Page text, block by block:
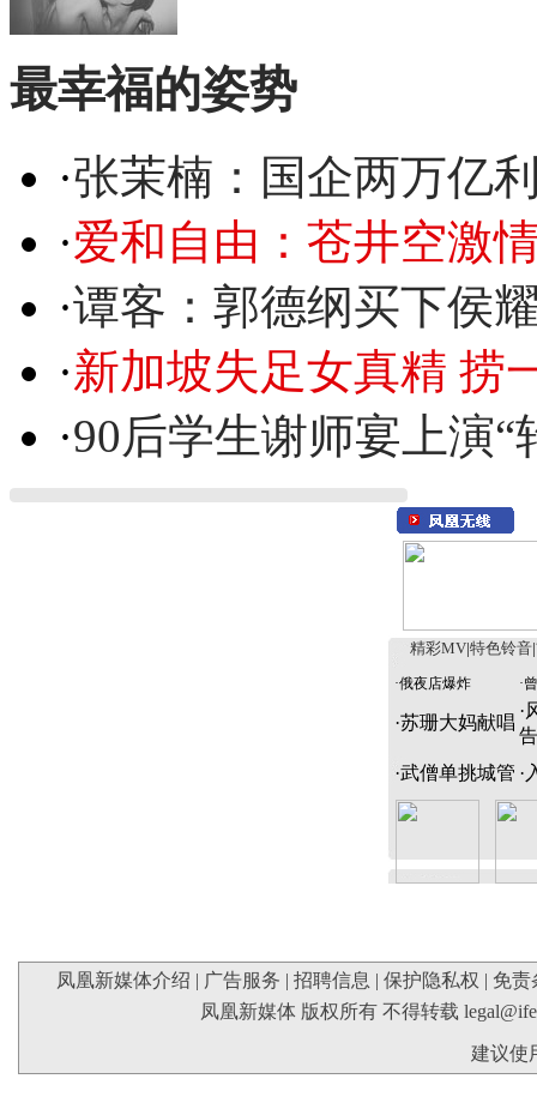
最幸福的姿势
·张茉楠：国企两万亿
·爱和自由：苍井空激
·谭客：郭德纲买下侯
·新加坡失足女真精 捞
·90后学生谢师宴上演“
精彩MV 特色铃音
·俄夜店爆炸 ·
·苏珊大妈献唱
·
告
·武僧单挑城管 ·
凤凰新媒体介绍 | 广告服务 | 招聘信息 | 保护隐私权 | 免责
凤凰新媒体 版权所有 不得转载
建议使